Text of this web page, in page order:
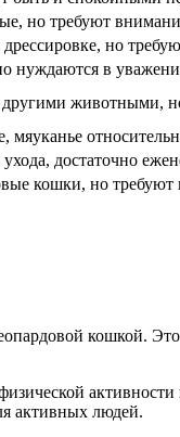
но требуют
но
нуждаются в
животными,
мяуканье
достаточно
кошки, но требуют
кошкой.
активных людей.